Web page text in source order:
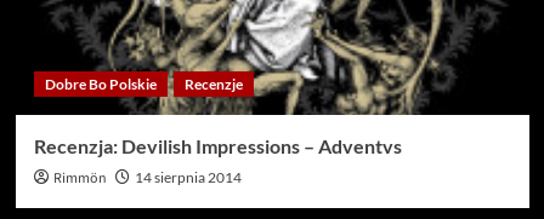
Dobre Bo Polskie Recenzje
Recenzja: Devilish Impressions – Adventvs
Rimmön 14 sierpnia 2014